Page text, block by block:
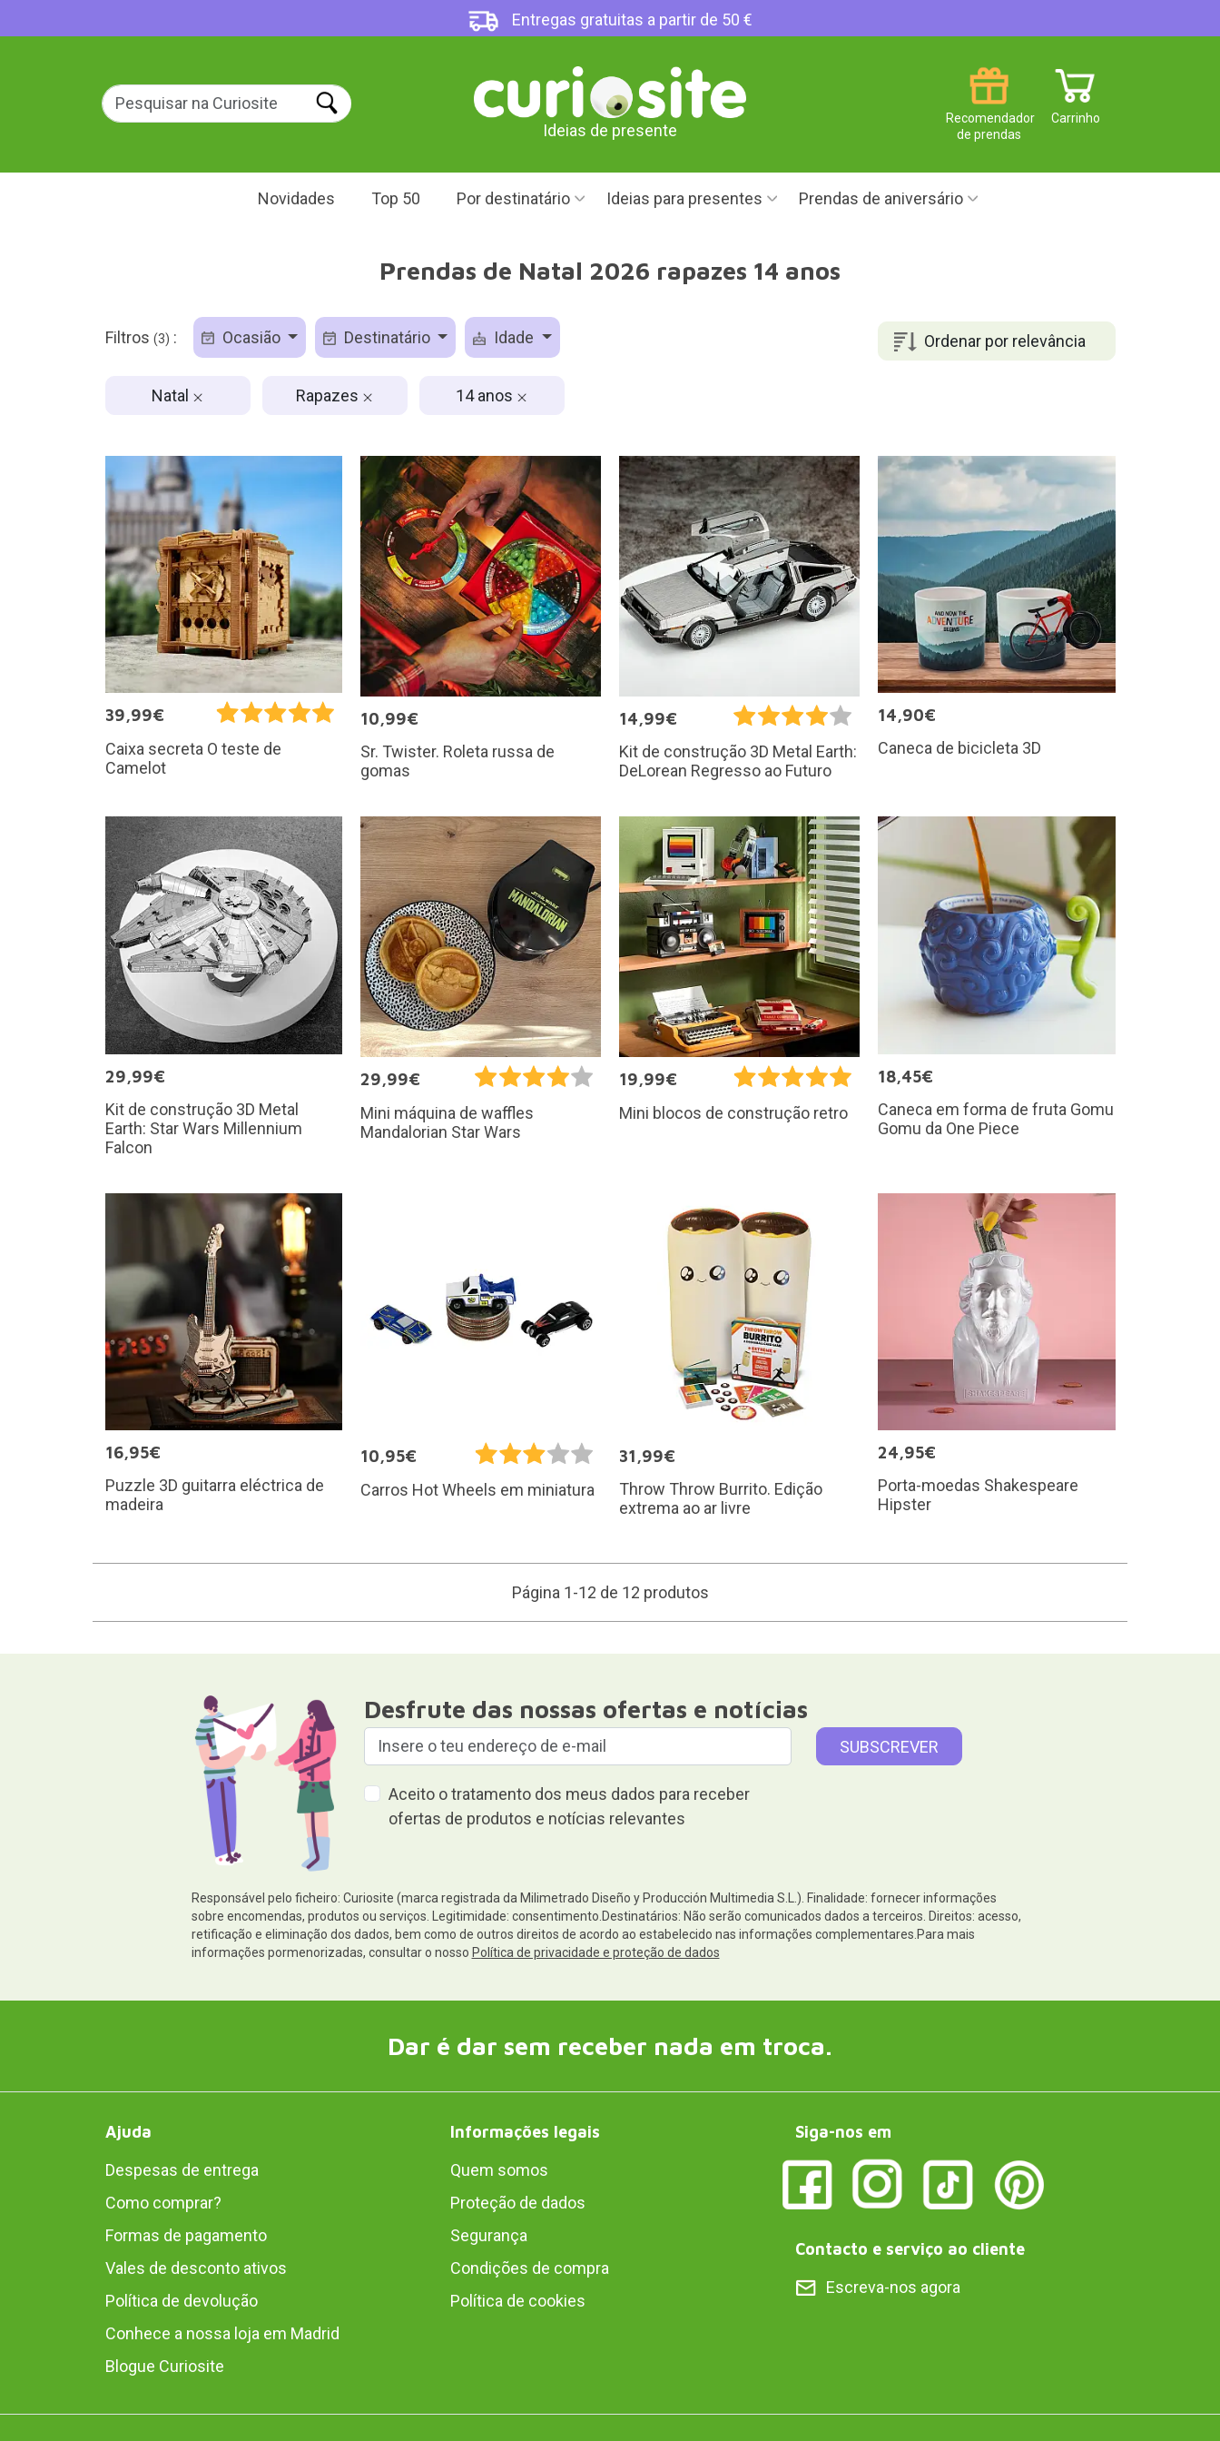
Entregas gratuitas a partir de 50 €
Ideias de presente
Carrinho
Recomendador
de prendas
Novidades Top 50 Por destinatário Ideias para presentes Prendas de aniversário
Prendas de Natal 2026 rapazes 14 anos
Ordenar por relevância
Filtros (3) : Ocasião Destinatário Idade
Natal Rapazes 14 anos
39,99€
Caixa secreta O teste de
Camelot
10,99€
Sr. Twister. Roleta russa de
gomas
14,99€
Kit de construção 3D Metal Earth:
DeLorean Regresso ao Futuro
14,90€
Caneca de bicicleta 3D
29,99€
Kit de construção 3D Metal
Earth: Star Wars Millennium
Falcon
29,99€
Mini máquina de waffles
Mandalorian Star Wars
19,99€
Mini blocos de construção retro
18,45€
Caneca em forma de fruta Gomu
Gomu da One Piece
16,95€
Puzzle 3D guitarra eléctrica de
madeira
10,95€
Carros Hot Wheels em miniatura
31,99€
Throw Throw Burrito. Edição
extrema ao ar livre
24,95€
Porta-moedas Shakespeare
Hipster
Página 1-12 de 12 produtos
Desfrute das nossas ofertas e notícias
Aceito o tratamento dos meus dados para receber
ofertas de produtos e notícias relevantes
Responsável pelo ficheiro: Curiosite (marca registrada da Milimetrado Diseño y Producción Multimedia S.L.). Finalidade: fornecer informações
sobre encomendas, produtos ou serviços. Legitimidade: consentimento.Destinatários: Não serão comunicados dados a terceiros. Direitos: acesso,
retificação e eliminação dos dados, bem como de outros direitos de acordo ao estabelecido nas informações complementares.Para mais
informações pormenorizadas, consultar o nosso Política de privacidade e proteção de dados
Dar é dar sem receber nada em troca.
Ajuda
Despesas de entrega
Como comprar?
Formas de pagamento
Vales de desconto ativos
Política de devolução
Conhece a nossa loja em Madrid
Blogue Curiosite
Informações legais
Quem somos
Proteção de dados
Segurança
Condições de compra
Política de cookies
Siga-nos em
Contacto e serviço ao cliente
Escreva-nos agora